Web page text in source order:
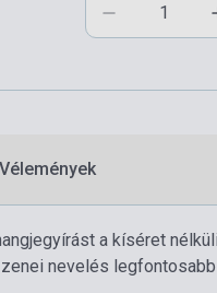
Vélemények
a kíséret
nevelés